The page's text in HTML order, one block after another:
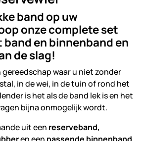
band op uw
onze complete set
en binnenband en
de slag!
gereedschap waar u niet zonder
in de wei, in de tuin of rond het
is het als de band lek is en het
bijna onmogelijk wordt.
uit een reserveband,
en een passende binnenband